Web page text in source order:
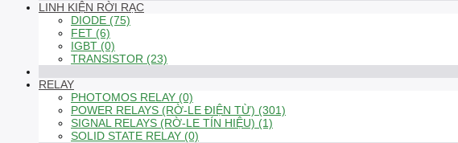
LINH KIỆN RỜI RẠC
DIODE (75)
FET (6)
IGBT (0)
TRANSISTOR (23)
RELAY
PHOTOMOS RELAY (0)
POWER RELAYS (RỜ-LE ĐIỆN TỪ) (301)
SIGNAL RELAYS (RỜ-LE TÍN HIỆU) (1)
SOLID STATE RELAY (0)